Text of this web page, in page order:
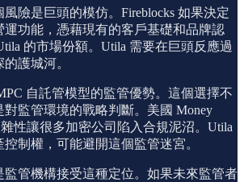
險是巨頭的模仿。Fireblocks 如果決定
運功能，憑藉現有的客戶基礎和品牌認
的市場份額。Utila 需要在巨頭反應過
護城河。
自託管模型的監管優勢。這個選擇不
對監管環境的戰略判斷。美國 Money
雜性讓很多加密公司陷入合規泥沼。Utila
制權，可能避開這個監管迷宮。
監管機構接受這種定位。如果未來監管者